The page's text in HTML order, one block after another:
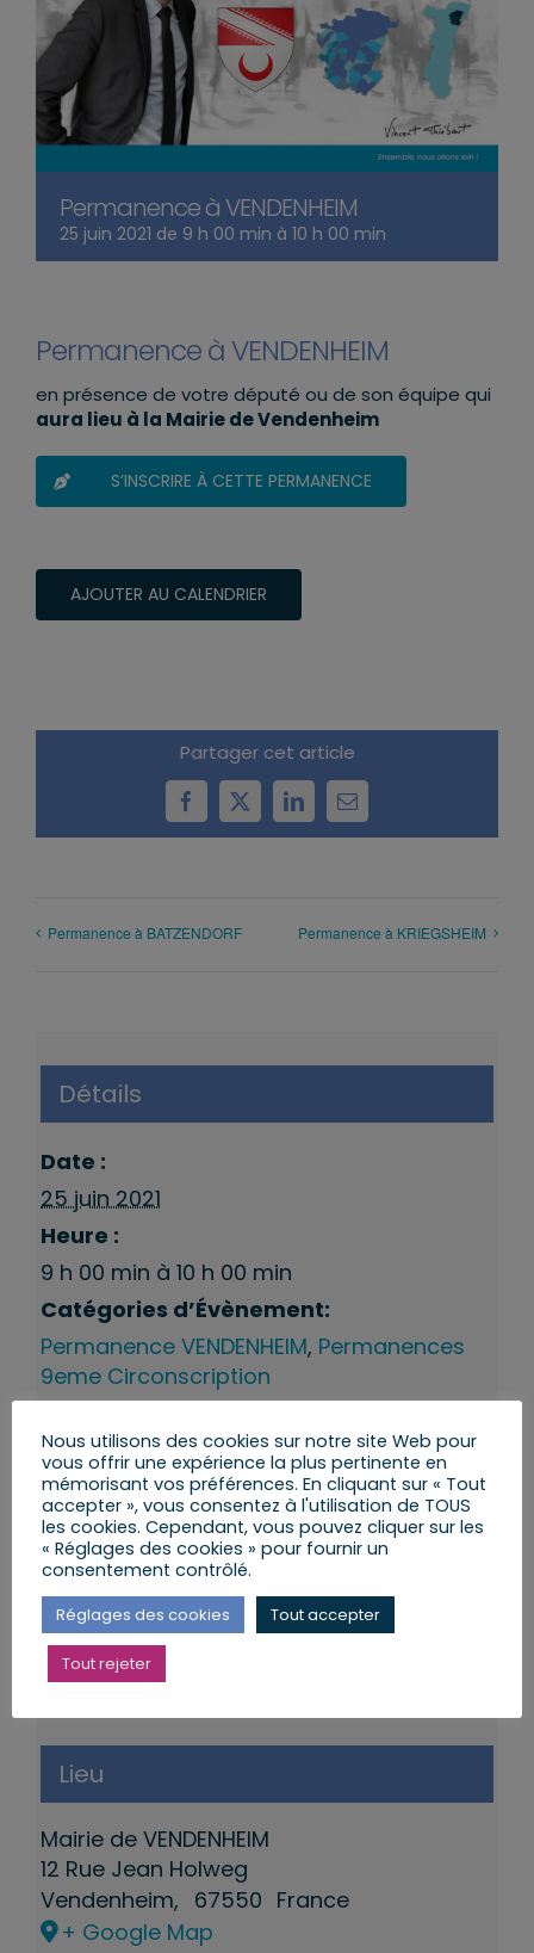
Permanence à VENDENHEIM
25 juin 2021 de 9 h 00 min à 10 h 00 min
Permanence à VENDENHEIM
en présence de votre député ou de son équipe qui
aura lieu à la Mairie de Vendenheim
S’INSCRIRE À CETTE PERMANENCE
AJOUTER AU CALENDRIER
Partager cet article
Facebook
X LinkedInEmail
Permanence à BATZENDORF Permanence à KRIEGSHEIM
Détails
Date :
25 juin 2021
Heure :
9 h 00 min à 10 h 00 min
Catégories d’Évènement:
Permanence VENDENHEIM, Permanences
9eme Circonscription
Lieu
Mairie de VENDENHEIM
12 Rue Jean Holweg
Vendenheim, 67550 France
+ Google Map
Nous utilisons des cookies sur notre site Web pour
vous offrir une expérience la plus pertinente en
mémorisant vos préférences. En cliquant sur « Tout
accepter », vous consentez à l'utilisation de TOUS
les cookies. Cependant, vous pouvez cliquer sur les
« Réglages des cookies » pour fournir un
consentement contrôlé.
Réglages des cookies Tout accepter
Tout rejeter